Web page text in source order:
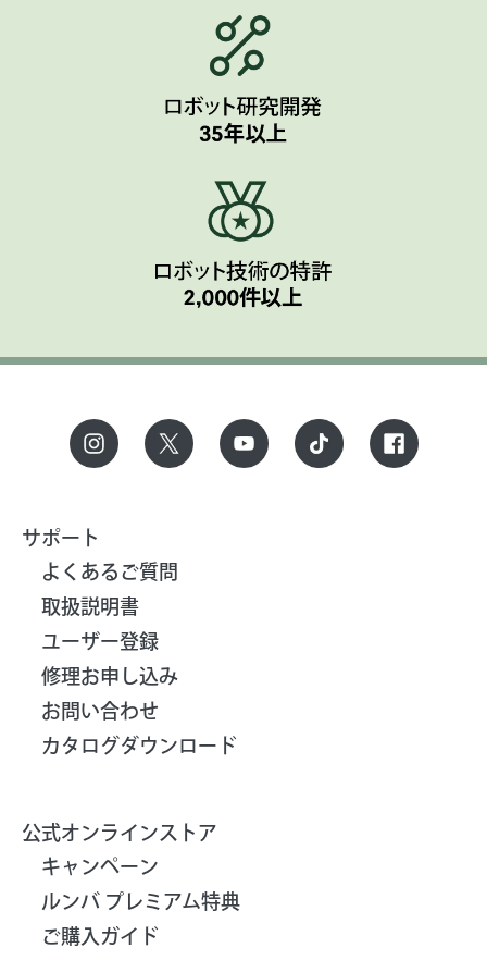
サポート
よくあるご質問
取扱説明書
ユーザー登録
修理お申し込み
お問い合わせ
カタログダウンロード
公式オンラインストア
キャンペーン
ルンバ プレミアム特典
ご購入ガイド